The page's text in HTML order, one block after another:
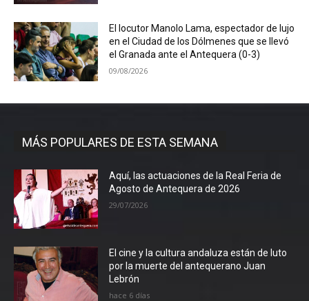
El locutor Manolo Lama, espectador de lujo
en el Ciudad de los Dólmenes que se llevó
el Granada ante el Antequera (0-3)
09/08/2026
MÁS POPULARES DE ESTA SEMANA
Aquí, las actuaciones de la Real Feria de
Agosto de Antequera de 2026
29/07/2026
El cine y la cultura andaluza están de luto
por la muerte del antequerano Juan
Lebrón
hace 6 días